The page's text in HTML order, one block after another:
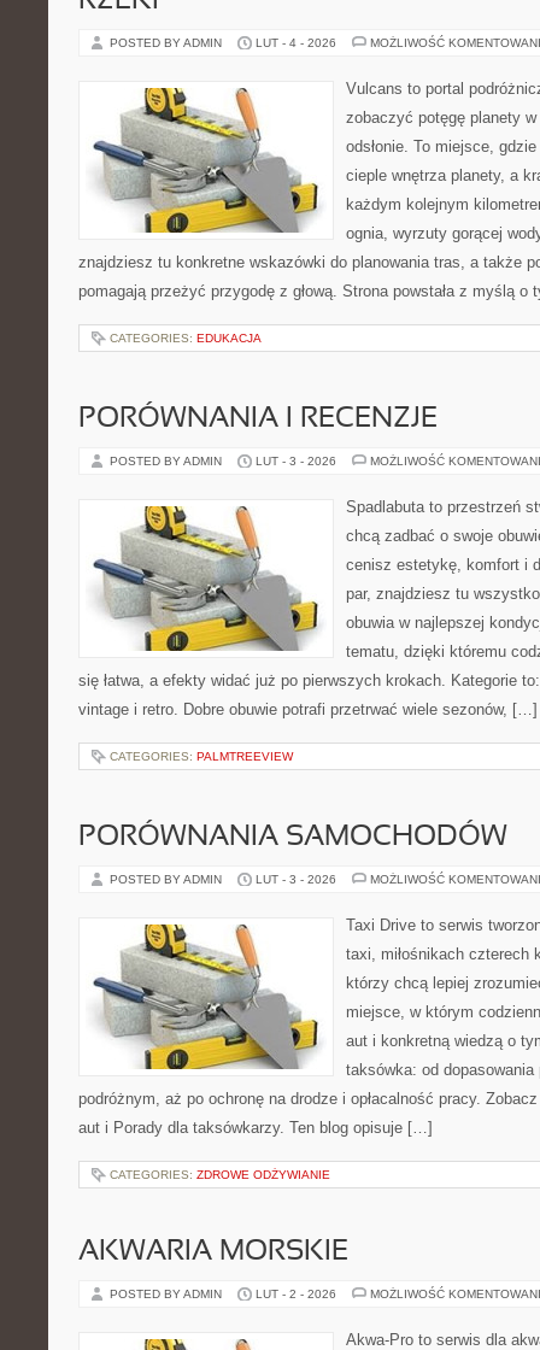
POSTED BY ADMIN LUT - 4 - 2026 MOŻLIWOŚĆ
Vulcans to portal
zobaczyć potęgę planety
odsłonie. To miejsce,
cieple wnętrza planety, a
każdym kolejnym
ognia, wyrzuty gorącej
znajdziesz tu konkretne wskazówki do planowania tras, a także
pomagają przeżyć przygodę z głową. Strona powstała z myślą
CATEGORIES: EDUKACJA
PORÓWNANIA I RECENZJE
POSTED BY ADMIN LUT - 3 - 2026 MOŻLIWOŚĆ
Spadlabuta to przestrzeń
chcą zadbać o swoje
cenisz estetykę, komfort i
par, znajdziesz tu
obuwia w najlepszej
tematu, dzięki któremu
się łatwa, a efekty widać już po pierwszych krokach. Kategorie
vintage i retro. Dobre obuwie potrafi przetrwać wiele sezonów, […]
CATEGORIES: PALMTREEVIEW
PORÓWNANIA SAMOCHODÓW
POSTED BY ADMIN LUT - 3 - 2026 MOŻLIWOŚĆ
Taxi Drive to serwis
taxi, miłośnikach czterech
którzy chcą lepiej
miejsce, w którym
aut i konkretną wiedzą o
taksówka: od
podróżnym, aż po ochronę na drodze i opłacalność pracy.
aut i Porady dla taksówkarzy. Ten blog opisuje […]
CATEGORIES: ZDROWE ODŻYWIANIE
AKWARIA MORSKIE
POSTED BY ADMIN LUT - 2 - 2026 MOŻLIWOŚĆ
Akwa-Pro to serwis dla